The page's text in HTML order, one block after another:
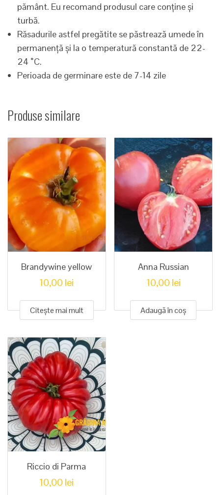
pământ. Eu recomand produsul care conține și
turbă.
Răsadurile astfel pregătite se păstrează umede în
permanență și la o temperatură constantă de 22-
24 ˚C.
Perioada de germinare este de 7-14 zile
Produse similare
Brandywine yellow
10,00 lei
Citește mai mult
Anna Russian
10,00 lei
Adaugă în coș
Riccio di Parma
10,00 lei